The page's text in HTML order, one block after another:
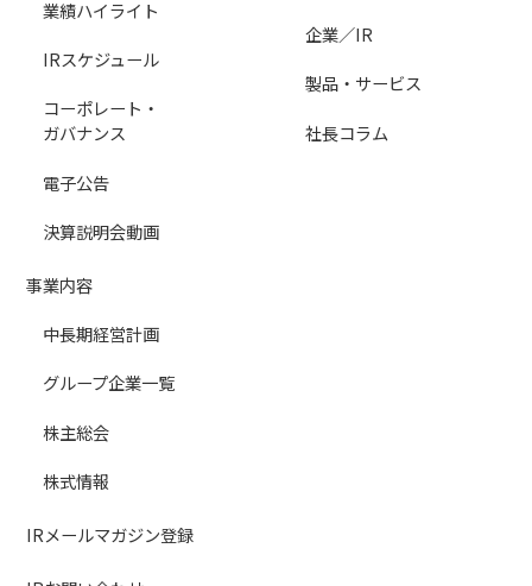
業績ハイライト
IRスケジュール
コーポレート・
ガバナンス
電子公告
決算説明会動画
事業内容
中長期経営計画
グループ企業一覧
株主総会
株式情報
IRメールマガジン登録
企業／IR
製品・サービス
社長コラム